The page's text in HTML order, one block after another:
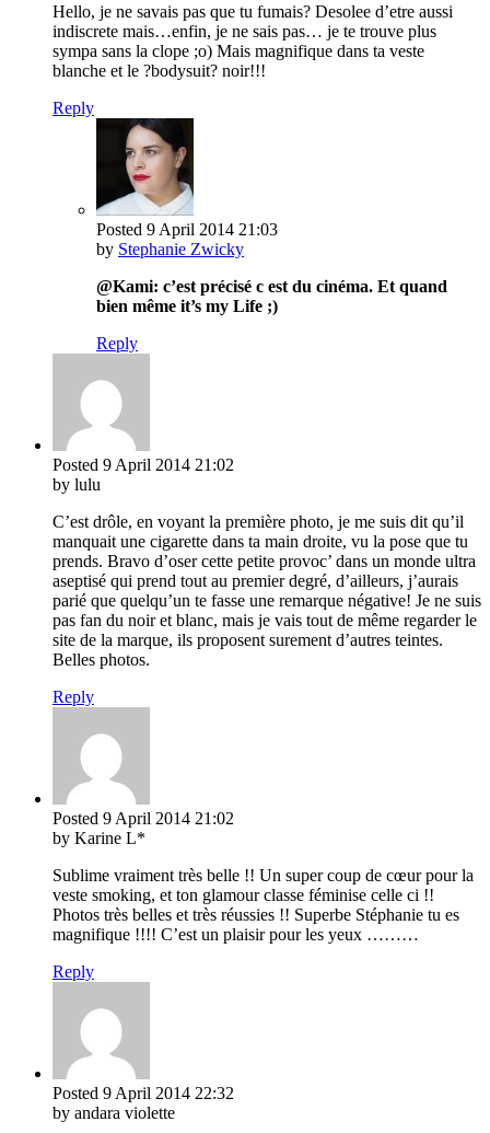
Hello, je ne savais pas que tu fumais? Desolee d’etre aussi
indiscrete mais…enfin, je ne sais pas… je te trouve plus
sympa sans la clope ;o) Mais magnifique dans ta veste
blanche et le ?bodysuit? noir!!!
Reply
Posted 9 April 2014 21:03
by Stephanie Zwicky
@Kami: c’est précisé c est du cinéma. Et quand
bien même it’s my Life ;)
Reply
Posted 9 April 2014 21:02
by lulu
C’est drôle, en voyant la première photo, je me suis dit qu’il
manquait une cigarette dans ta main droite, vu la pose que tu
prends. Bravo d’oser cette petite provoc’ dans un monde ultra
aseptisé qui prend tout au premier degré, d’ailleurs, j’aurais
parié que quelqu’un te fasse une remarque négative! Je ne suis
pas fan du noir et blanc, mais je vais tout de même regarder le
site de la marque, ils proposent surement d’autres teintes.
Belles photos.
Reply
Posted 9 April 2014 21:02
by Karine L*
Sublime vraiment très belle !! Un super coup de cœur pour la
veste smoking, et ton glamour classe féminise celle ci !!
Photos très belles et très réussies !! Superbe Stéphanie tu es
magnifique !!!! C’est un plaisir pour les yeux ………
Reply
Posted 9 April 2014 22:32
by andara violette